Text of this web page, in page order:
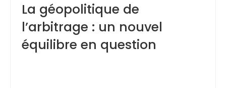
La géopolitique de
l’arbitrage : un nouvel
équilibre en question